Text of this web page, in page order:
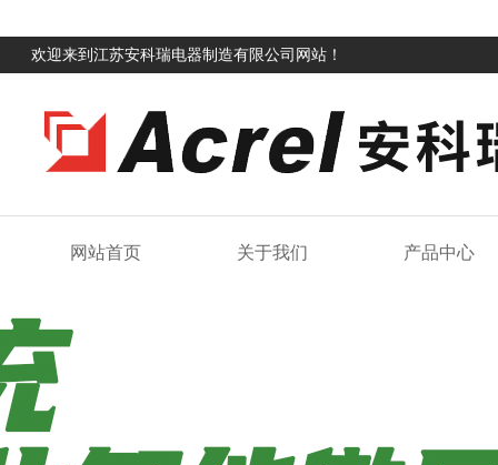
欢迎来到江苏安科瑞电器制造有限公司网站！
网站首页 关于我们 产品中心